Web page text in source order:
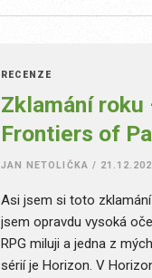
RECENZE
Zklamání roku
Frontiers of
JAN NETOLIČKA /
Asi jsem si toto
jsem opravdu vysoká
RPG miluji a jedna z
sérií je Horizon. V